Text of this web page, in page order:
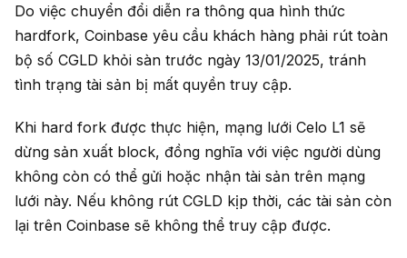
Do việc chuyển đổi diễn ra thông qua hình thức
hardfork, Coinbase yêu cầu khách hàng phải rút toàn
bộ số CGLD khỏi sàn trước ngày 13/01/2025, tránh
tình trạng tài sản bị mất quyền truy cập.
Khi hard fork được thực hiện, mạng lưới Celo L1 sẽ
dừng sản xuất block, đồng nghĩa với việc người dùng
không còn có thể gửi hoặc nhận tài sản trên mạng
lưới này. Nếu không rút CGLD kịp thời, các tài sản còn
lại trên Coinbase sẽ không thể truy cập được.